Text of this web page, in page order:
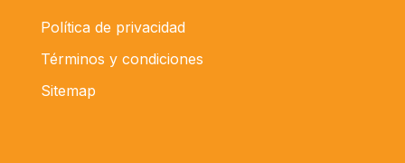
Política de privacidad
Términos y condiciones
Sitemap